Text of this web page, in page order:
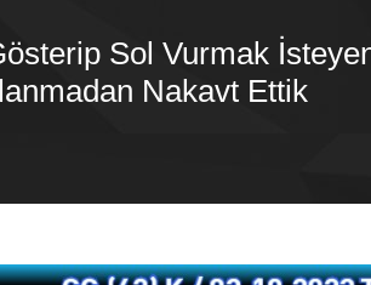
Sol Vurmak
Nakavt Ettik